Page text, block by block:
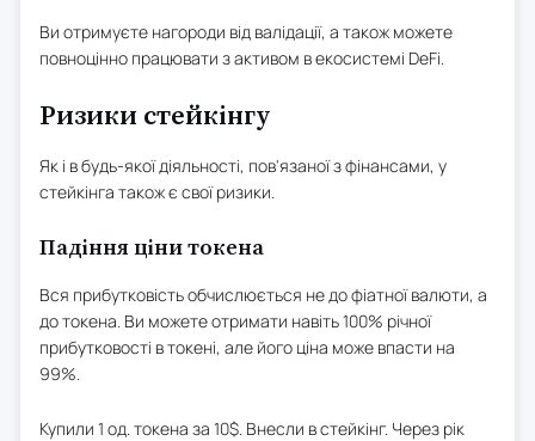
Ви отримуєте нагороди від валідації, а також можете
повноцінно працювати з активом в екосистемі DeFi.
Ризики стейкінгу
Як і в будь-якої діяльності, пов'язаної з фінансами, у
стейкінга також є свої ризики.
Падіння ціни токена
Вся прибутковість обчислюється не до фіатної валюти, а
до токена. Ви можете отримати навіть 100% річної
прибутковості в токені, але його ціна може впасти на
99%.
Купили 1 од. токена за 10$. Внесли в стейкінг. Через рік